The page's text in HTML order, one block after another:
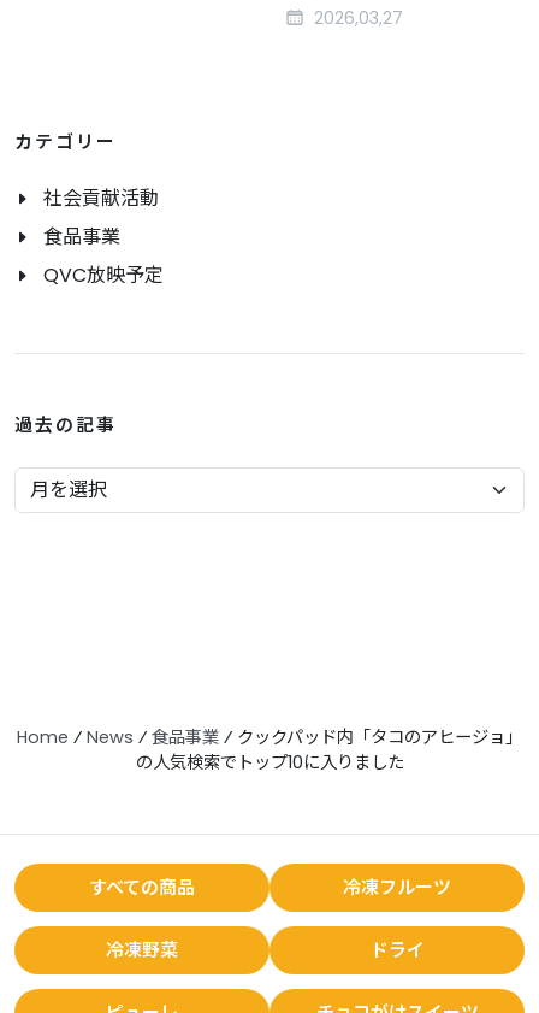
2026,03,27
カテゴリー
社会貢献活動
食品事業
QVC放映予定
過去の記事
Home ⁄ News ⁄ 食品事業 ⁄ クックパッド内「タコのアヒージョ」
の人気検索でトップ10に入りました
すべての商品 冷凍フルーツ
冷凍野菜 ドライ